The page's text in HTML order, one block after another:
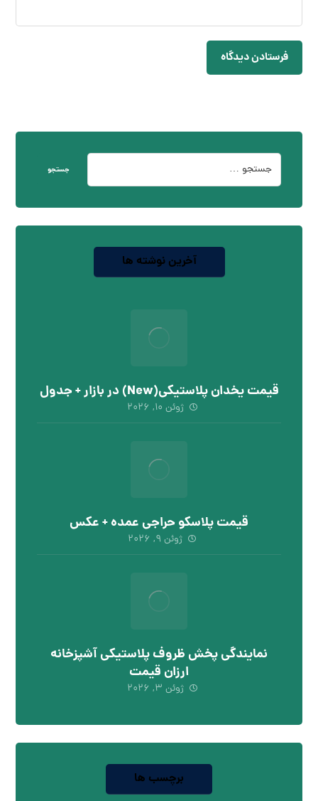
فرستادن دیدگاه
جستجو
آخرین نوشته ها
قیمت یخدان پلاستیکی(New) در بازار + جدول
ژوئن ۱۰, ۲۰۲۶
قیمت پلاسکو حراجی عمده + عکس
ژوئن ۹, ۲۰۲۶
نمایندگی پخش ظروف پلاستیکی آشپزخانه
ارزان قیمت
ژوئن ۳, ۲۰۲۶
برچسب ها